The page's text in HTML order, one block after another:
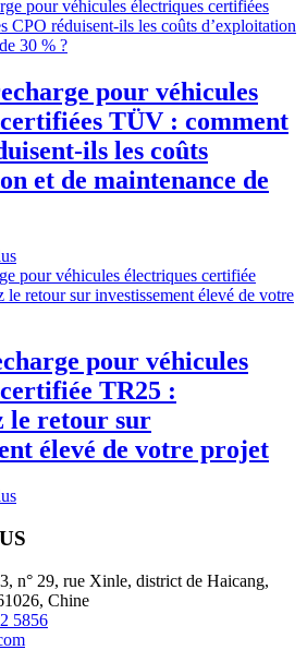
pour véhicules
TÜV : comment
ils les coûts
et de maintenance de
pour véhicules
TR25 :
le retour sur
élevé de votre projet
n° 29, rue Xinle, district de Haicang,
Chine
5856